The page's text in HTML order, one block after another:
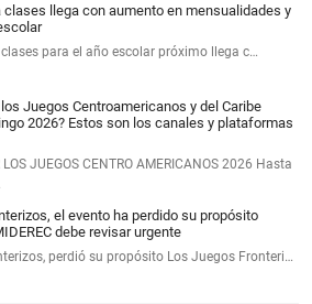
clases llega con aumento en mensualidades y
clases para el año escolar próximo llega c…
Juegos Centroamericanos y del Caribe
2026? Estos son los canales y plataformas
LOS JUEGOS CENTRO AMERICANOS 2026 Hasta
el evento ha perdido su propósito
debe revisar urgente
perdió su propósito Los Juegos Fronteri…